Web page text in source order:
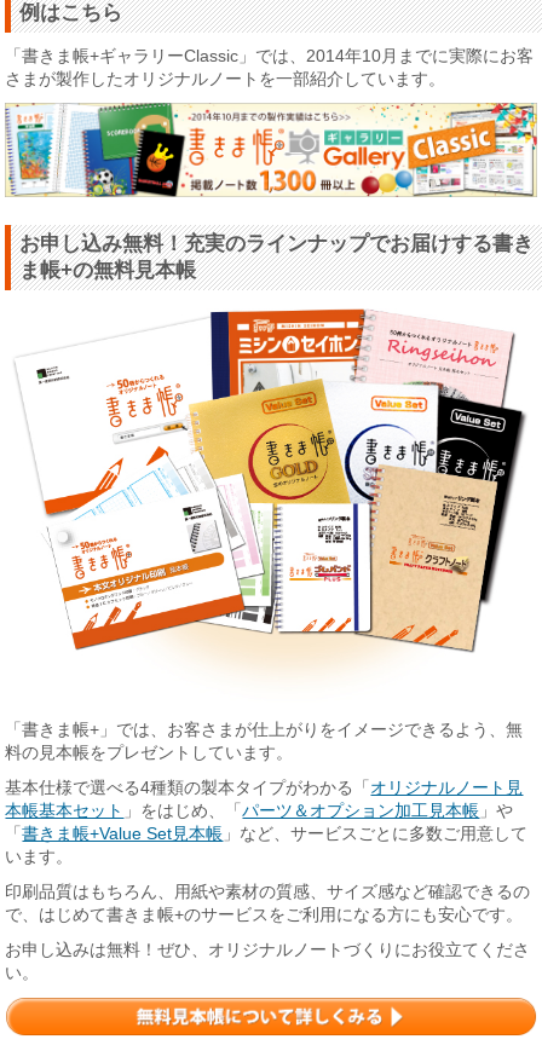
例はこちら
「書きま帳+ギャラリーClassic」では、2014年10月までに実際にお客
さまが製作したオリジナルノートを一部紹介しています。
お申し込み無料！充実のラインナップでお届けする書き
ま帳+の無料見本帳
「書きま帳+」では、お客さまが仕上がりをイメージできるよう、無
料の見本帳をプレゼントしています。
基本仕様で選べる4種類の製本タイプがわかる「 オリジナルノート見
本帳基本セット 」をはじめ、「パーツ＆オプション加工見本帳 」や
「書きま帳+Value Set見本帳 」など、サービスごとに多数ご用意して
います。
印刷品質はもちろん、用紙や素材の質感、サイズ感など確認できるの
で、はじめて書きま帳+のサービスをご利用になる方にも安心です。
お申し込みは無料！ぜひ、オリジナルノートづくりにお役立てくださ
い。